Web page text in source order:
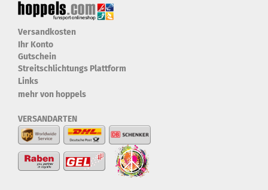
Versandkosten
Ihr Konto
Gutschein
Streitschlichtungs Plattform
Links
mehr von hoppels
VERSANDARTEN